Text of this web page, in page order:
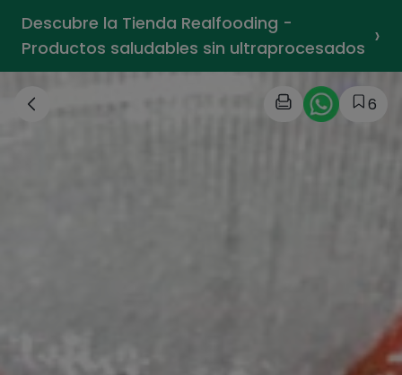
Descubre la Tienda Realfooding -
Productos saludables sin ultraprocesados ›
6